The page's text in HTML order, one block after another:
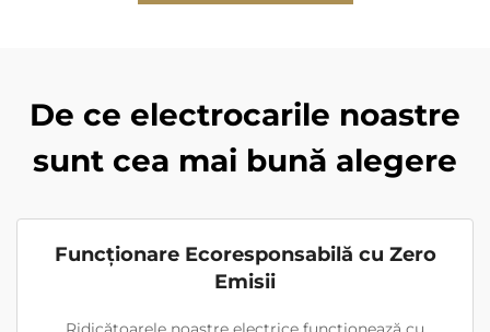
De ce electrocarile noastre
sunt cea mai bună alegere
Funcționare Ecoresponsabilă cu Zero
Emisii